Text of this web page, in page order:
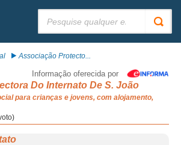
Associação Protecto...
Informação oferecida por
Do Internato De S. João
para crianças e jovens, com alojamento,